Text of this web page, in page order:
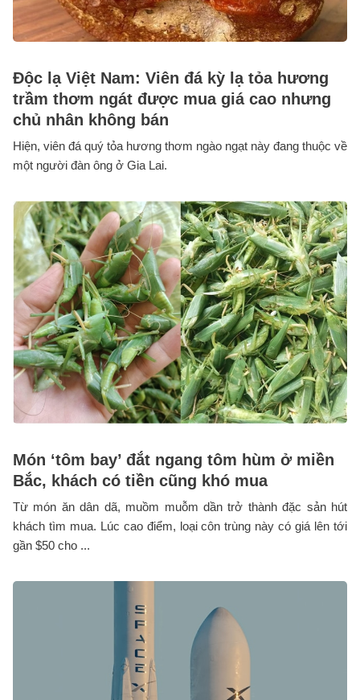
Độc lạ Việt Nam: Viên đá kỳ lạ tỏa hương
trầm thơm ngát được mua giá cao nhưng
chủ nhân không bán
Hiện, viên đá quý tỏa hương thơm ngào ngạt này đang thuộc về
một người đàn ông ở Gia Lai.
Món ‘tôm bay’ đắt ngang tôm hùm ở miền
Bắc, khách có tiền cũng khó mua
Từ món ăn dân dã, muồm muỗm dần trở thành đặc sản hút
khách tìm mua. Lúc cao điểm, loại côn trùng này có giá lên tới
gần $50 cho ...